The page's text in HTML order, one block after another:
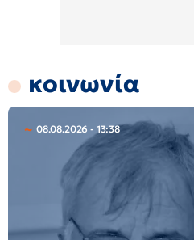
κοινωνία
08.08.2026 - 13:38